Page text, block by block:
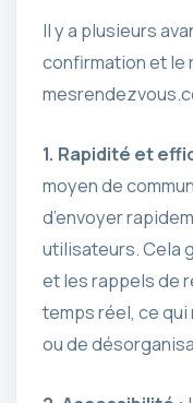
Il y a plusieurs
confirmation et le
1. Rapidité et
moyen de
d’envoyer
utilisateurs. Cela
et les rappels de
temps réel, ce
ou de